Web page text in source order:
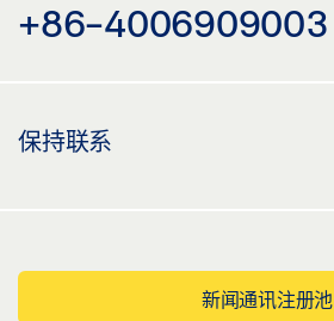
+86-4006909003
保持联系
新闻通讯注册池